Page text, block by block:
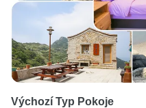
Výchozí Typ Pokoje